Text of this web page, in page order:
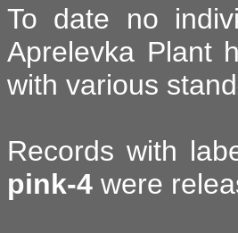
To date no
Aprelevka Plant
with various
Records with
pink-4 were